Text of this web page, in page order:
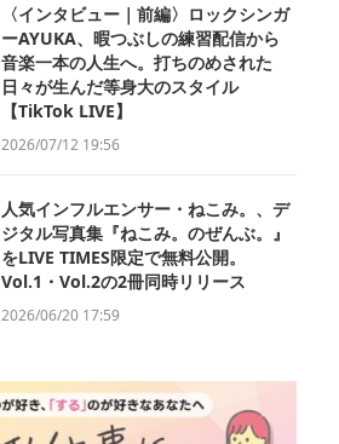
〈インタビュー｜前編〉ロックシンガ
ーAYUKA、暇つぶしの練習配信から
音楽一本の人生へ。打ちのめされた
日々が生んだ等身大のスタイル
【TikTok LIVE】
2026/07/12 19:56
人気インフルエンサー・ねこみ。、デ
ジタル写真集『ねこみ。のぜんぶ。』
をLIVE TIMES限定で無料公開。
Vol.1・Vol.2の2冊同時リリース
2026/06/20 17:59